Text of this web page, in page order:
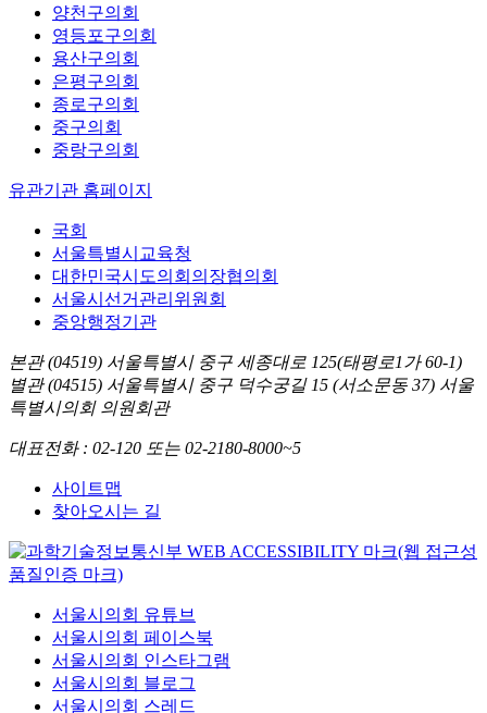
양천구의회
영등포구의회
용산구의회
은평구의회
종로구의회
중구의회
중랑구의회
유관기관 홈페이지
국회
서울특별시교육청
대한민국시도의회의장협의회
서울시선거관리위원회
중앙행정기관
본관 (04519) 서울특별시 중구 세종대로 125(태평로1가 60-1)
별관 (04515) 서울특별시 중구 덕수궁길 15 (서소문동 37) 서울
특별시의회 의원회관
대표전화: 02-120 또는 02-2180-8000~5
사이트맵
찾아오시는 길
서울시의회 유튜브
서울시의회 페이스북
서울시의회 인스타그램
서울시의회 블로그
서울시의회 스레드